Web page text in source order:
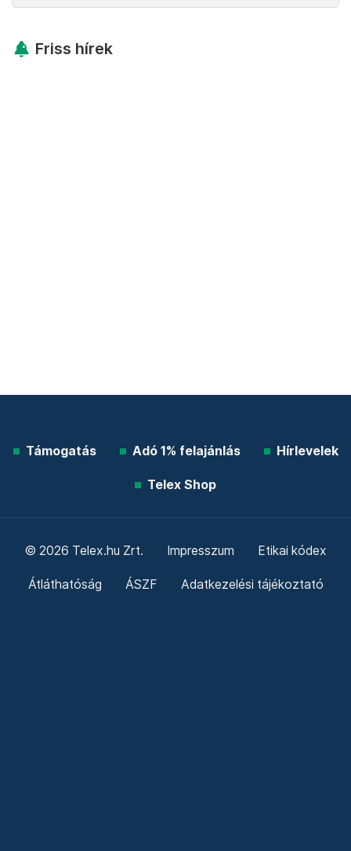
Friss hírek
Támogatás Adó 1% felajánlás Hírlevelek
Telex Shop
© 2026 Telex.hu Zrt. Impresszum Etikai kódex
Átláthatóság ÁSZF Adatkezelési tájékoztató